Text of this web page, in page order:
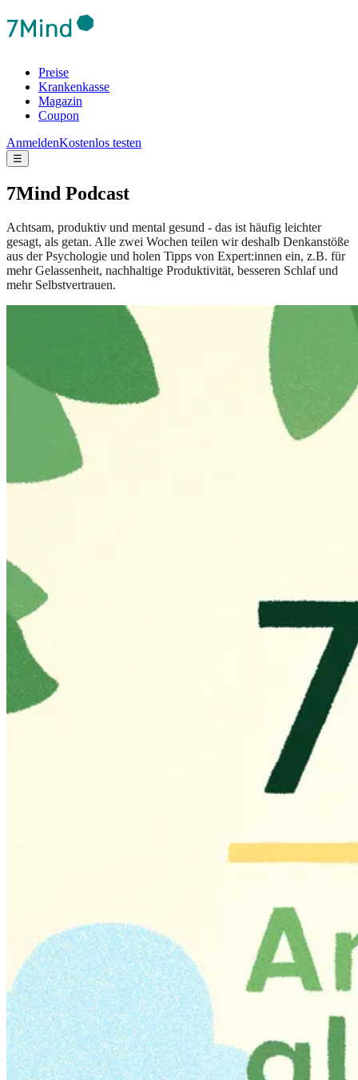
Preise
Krankenkasse
Magazin
Coupon
AnmeldenKostenlos testen
☰
7Mind Podcast
Achtsam, produktiv und mental gesund - das ist häufig leichter
gesagt, als getan. Alle zwei Wochen teilen wir deshalb Denkanstöße
aus der Psychologie und holen Tipps von Expert:innen ein, z.B. für
mehr Gelassenheit, nachhaltige Produktivität, besseren Schlaf und
mehr Selbstvertrauen.